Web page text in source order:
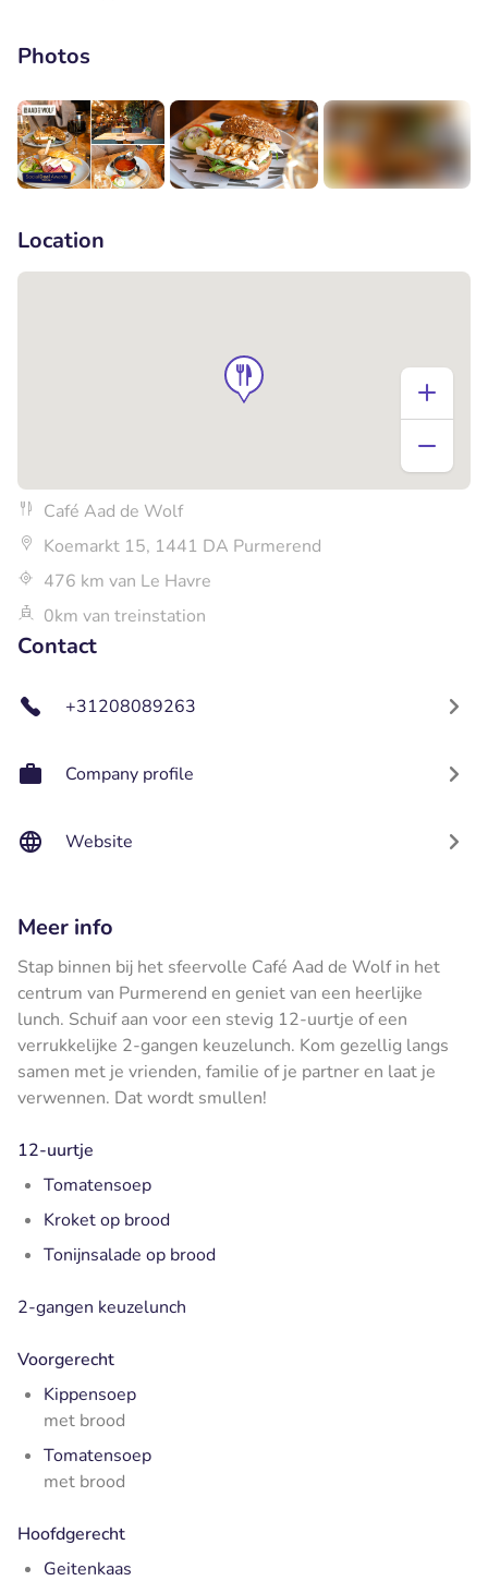
Photos
Location
Café Aad de Wolf
Koemarkt 15, 1441 DA Purmerend
476 km van Le Havre
0km van treinstation
Contact
+31208089263
Company profile
Website
Meer info
Stap binnen bij het sfeervolle Café Aad de Wolf in het
centrum van Purmerend en geniet van een heerlijke
lunch. Schuif aan voor een stevig 12-uurtje of een
verrukkelijke 2-gangen keuzelunch. Kom gezellig langs
samen met je vrienden, familie of je partner en laat je
verwennen. Dat wordt smullen!
12-uurtje
Tomatensoep
Kroket op brood
Tonijnsalade op brood
2-gangen keuzelunch
Voorgerecht
Kippensoep
met brood
Tomatensoep
met brood
Hoofdgerecht
Geitenkaas